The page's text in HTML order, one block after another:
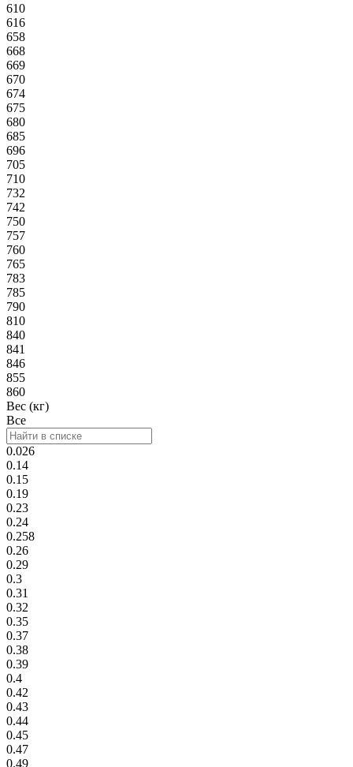
610
616
658
668
669
670
674
675
680
685
696
705
710
732
742
750
757
760
765
783
785
790
810
840
841
846
855
860
Вес (кг)
Все
0.026
0.14
0.15
0.19
0.23
0.24
0.258
0.26
0.29
0.3
0.31
0.32
0.35
0.37
0.38
0.39
0.4
0.42
0.43
0.44
0.45
0.47
0.49